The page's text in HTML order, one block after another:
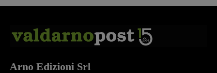
Arno Edizioni Srl